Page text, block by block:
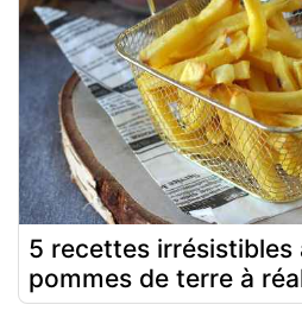
5 recettes irrésistibles
pommes de terre à